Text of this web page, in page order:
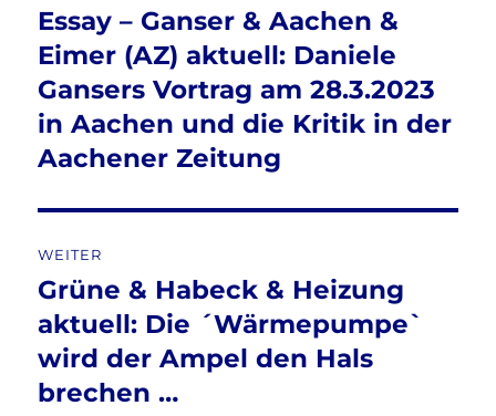
Vorheriger
Beitrag:
Essay – Ganser & Aachen &
Eimer (AZ) aktuell: Daniele
Gansers Vortrag am 28.3.2023
in Aachen und die Kritik in der
Aachener Zeitung
WEITER
Nächster
Beitrag:
Grüne & Habeck & Heizung
aktuell: Die ´Wärmepumpe`
wird der Ampel den Hals
brechen …